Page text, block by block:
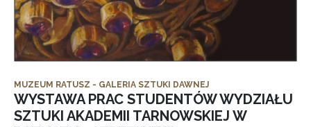
MUZEUM RATUSZ - GALERIA SZTUKI DAWNEJ
WYSTAWA PRAC STUDENTÓW WYDZIAŁU
SZTUKI AKADEMII TARNOWSKIEJ W